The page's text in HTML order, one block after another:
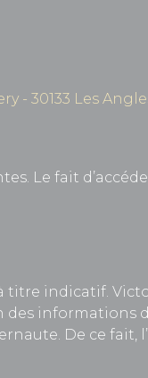
- 30133 Les
Le fait
indicatif.
des informations
De ce fait,